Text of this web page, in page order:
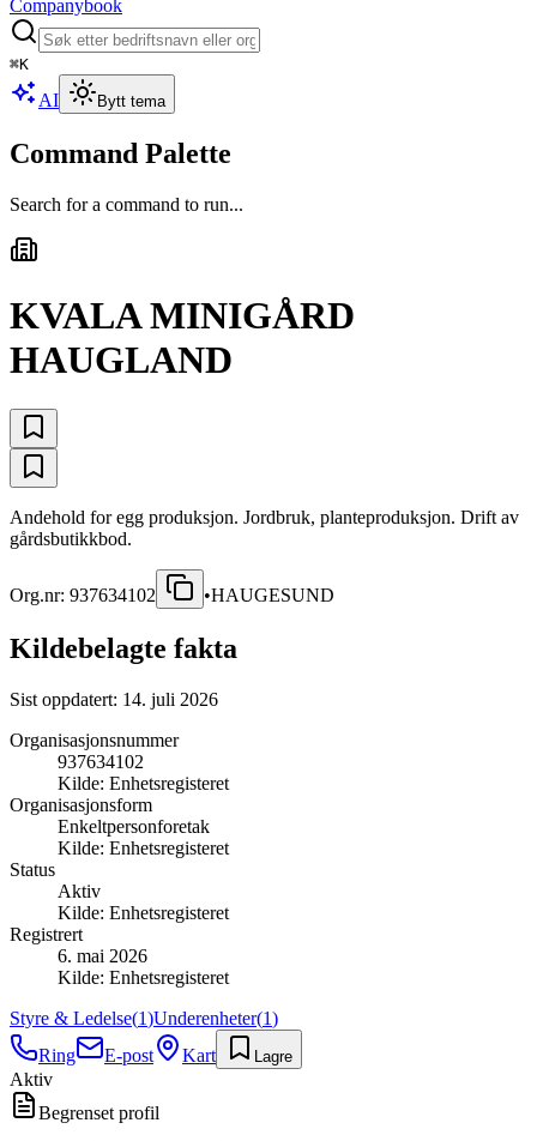
Companybook
⌘K
AI Bytt tema
Command Palette
Search for a command to run...
KVALA MINIGÅRD
HAUGLAND
Andehold for egg produksjon. Jordbruk, planteproduksjon. Drift av
gårdsbutikkbod.
Org.nr: 937634102 •HAUGESUND
Kildebelagte fakta
Sist oppdatert: 14. juli 2026
Organisasjonsnummer
937634102
Kilde: Enhetsregisteret
Organisasjonsform
Enkeltpersonforetak
Kilde: Enhetsregisteret
Status
Aktiv
Kilde: Enhetsregisteret
Registrert
6. mai 2026
Kilde: Enhetsregisteret
Styre & Ledelse(1)Underenheter(1)
Ring
E-post Kart Lagre
Aktiv
Begrenset profil